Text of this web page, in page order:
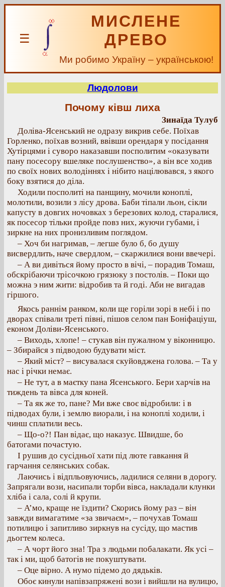
☰
МИСЛЕНЕ
ДРЕВО
Ми робимо Україну – українською!
Людолови
Почому ківш лиха
Зинаїда Тулуб
Доліва-Ясенський не одразу викрив себе. Поїхав
Горленко, поїхав возний, ввівши орендаря у посідання
Хутірцями і суворо наказавши посполитим «оказувати
пану посесору вшеляке послушенство», а він все ходив
по своїх нових володіннях і нібито націлювався, з якого
боку взятися до діла.
Ходили посполиті на панщину, мочили коноплі,
молотили, возили з лісу дрова. Баби тіпали льон, сікли
капусту в довгих ночовках з березових колод, старалися,
як посесор тільки пройде повз них, жуючи губами, і
зиркне на них пронизливим поглядом.
– Хоч би нагримав, – легше було б, бо душу
висвердлить, наче свердлом, – скаржилиєя вони ввечері.
– А ви дивіться йому просто в вічі, – порадив Томаш,
обскрібаючи трісочкою грязюку з постолів. – Поки що
можна э ним жити: відробив та й годі. Аби не вигадав
гіршого.
Якось раннім ранком, коли ще горіли зорі в небі і по
дворах співали треті півні, пішов селом пан Боніфаціуш,
економ Доліви-Ясенського.
– Виходь, хлопе! – стукав він пужалном у віконницю.
– Збирайся з підводою будувати міст.
– Який міст? – висувалася скуйовджена голова. – Та у
нас і річки немає.
– Не тут, а в маєтку пана Ясенського. Бери харчів на
тиждень та вівса для коней.
– Та як же то, пане? Ми вже своє відробили: і в
підводах були, і землю виорали, і на коноплі ходили, і
чинш сплатили весь.
– Що-о?! Пан відає, що наказує. Швидше, бо
батогами почастую.
І рушив до сусідньої хати під люте гавкання й
гарчання селянських собак.
Лаючись і відпльовуючись, ладилися селяни в дорогу.
Запрягали вози, насипали торби вівса, накладали клунки
хліба і сала, солі й крупи.
– А’мо, краще не їздити? Скорись йому раз – він
завжди вимагатиме «за звичаєм», – почухав Томаш
потилицю і запитливо зиркнув на сусіду, що мастив
дьогтем колеса.
– А чорт його зна! Тра з людьми побалакати. Як усі –
так і ми, щоб батогів не покуштувати.
– Оце вірно. А нумо підемо до дядьків.
Обоє кинули напівзапряжені вози і вийшли на вулицю,